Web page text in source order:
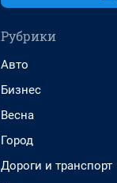
Рубрики
Авто
Бизнес
Весна
Город
Дороги и транспорт